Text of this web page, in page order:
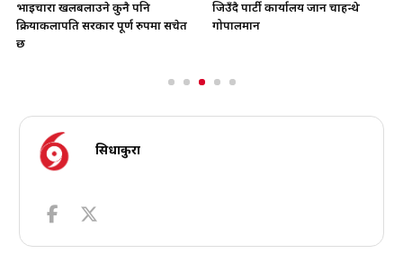
भाइचारा खलबलाउने कुनै पनि
क्रियाकलापप्रति सरकार पूर्ण रुपमा सचेत
छ
जिउँदै पार्टी कार्यालय जान चाहन्थे
गोपालमान
सिधाकुरा